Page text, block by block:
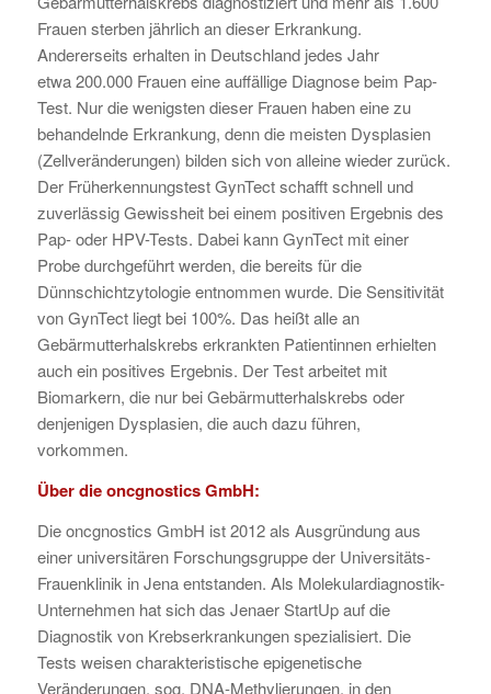
Frauen sterben jährlich an dieser Erkrankung.
Andererseits erhalten in Deutschland jedes Jahr
etwa 200.000 Frauen eine auffällige Diagnose beim Pap-
Test. Nur die wenigsten dieser Frauen haben eine zu
behandelnde Erkrankung, denn die meisten Dysplasien
(Zellveränderungen) bilden sich von alleine wieder zurück.
Der Früherkennungstest GynTect schafft schnell und
zuverlässig Gewissheit bei einem positiven Ergebnis des
Pap- oder HPV-Tests. Dabei kann GynTect mit einer
Probe durchgeführt werden, die bereits für die
Dünnschichtzytologie entnommen wurde. Die Sensitivität
von GynTect liegt bei 100%. Das heißt alle an
Gebärmutterhalskrebs erkrankten Patientinnen erhielten
auch ein positives Ergebnis. Der Test arbeitet mit
Biomarkern, die nur bei Gebärmutterhalskrebs oder
denjenigen Dysplasien, die auch dazu führen,
vorkommen.
Über die oncgnostics GmbH:
Die oncgnostics GmbH ist 2012 als Ausgründung aus
einer universitären Forschungsgruppe der Universitäts-
Frauenklinik in Jena entstanden. Als Molekulardiagnostik-
Unternehmen hat sich das Jenaer StartUp auf die
Diagnostik von Krebserkrankungen spezialisiert. Die
Tests weisen charakteristische epigenetische
Veränderungen, sog. DNA-Methylierungen, in den